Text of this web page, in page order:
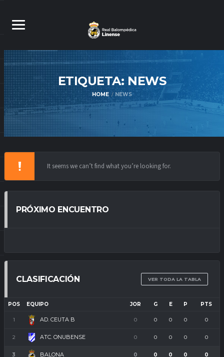
ETIQUETA: NEWS
HOME NEWS
It seems we can’t find what you’re looking for.
PRÓXIMO ENCUENTRO
CLASIFICACIÓN VER TODA LA TABLA
POS EQUIPO JOR G E P PTS
1 AD. CEUTA B 0 0 0 0 0
2 ATC. ONUBENSE 0 0 0 0 0
3 BALONA 0 0 0 0 0